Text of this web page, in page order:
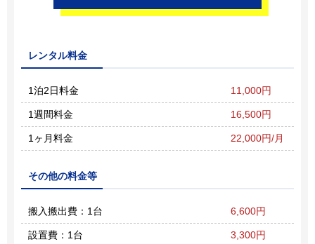
レンタル料金
1泊2日料金 11,000円
1週間料金 16,500円
1ヶ月料金 22,000円/月
その他の料金等
搬入搬出費：1台 6,600円
設置費：1台 3,300円